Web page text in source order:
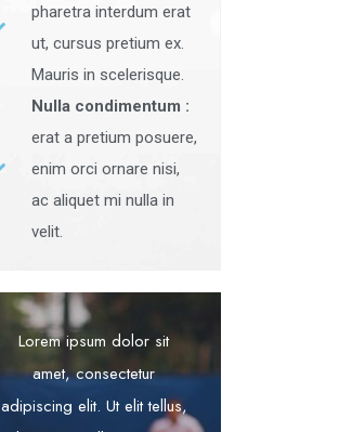
pharetra interdum erat
ut, cursus pretium ex.
Mauris in scelerisque.
Nulla condimentum :
erat a pretium posuere,
enim orci ornare nisi,
ac aliquet mi nulla in
velit.
Lorem ipsum dolor sit
amet, consectetur
adipiscing elit. Ut elit tellus,